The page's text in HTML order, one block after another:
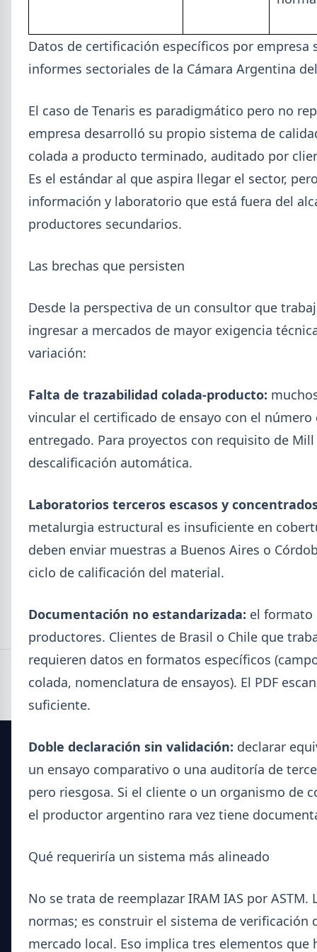
Recibí el reporte semanal más actualizado de novedades
SIDERDATO
El portal líder en información para la industria siderúrgica
y el mercado del acero en Argentina.
Secciones
Datos Técnicos
Guía Metalúrgica
Datos de certificación específicos por empresa
informes sectoriales de la Cámara Argentina
El caso de Tenaris es paradigmático pero no
empresa desarrolló su propio sistema de
colada a producto terminado, auditado por
Es el estándar al que aspira llegar el sector,
información y laboratorio que está fuera del
productores secundarios.
Las brechas que persisten
Desde la perspectiva de un consultor que
ingresar a mercados de mayor exigencia
variación:
Falta de trazabilidad colada-producto:
vincular el certificado de ensayo con el
entregado. Para proyectos con requisito de Mill
descalificación automática.
Laboratorios terceros escasos y
metalurgia estructural es insuficiente en
deben enviar muestras a Buenos Aires o
ciclo de calificación del material.
Documentación no estandarizada: el formato
productores. Clientes de Brasil o Chile que
requieren datos en formatos específicos
colada, nomenclatura de ensayos). El PDF
suficiente.
Doble declaración sin validación: declarar
un ensayo comparativo o una auditoría de
pero riesgosa. Si el cliente o un organismo de
el productor argentino rara vez tiene
Qué requeriría un sistema más alineado
No se trata de reemplazar IRAM IAS por
normas; es construir el sistema de verificación
mercado local. Eso implica tres elementos que